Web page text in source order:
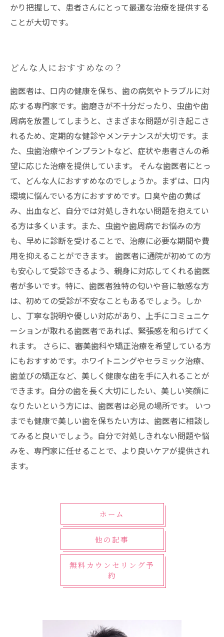
かり把握して、患者さんにとって最適な治療を提供する
ことが大切です。
どんな人におすすめなの？
歯医者は、口内の健康を保ち、歯の病気やトラブルに対
応する専門家です。歯磨きが不十分だったり、虫歯や歯
周病を放置してしまうと、さまざまな問題が引き起こさ
れるため、定期的な健診やメンテナンスが大切です。ま
た、虫歯治療やインプラントなど、症状や患者さんの希
望に応じた治療を提供しています。 そんな歯医者にとっ
て、どんな人におすすめなのでしょうか。まずは、口内
環境に悩んでいる方におすすめです。口臭や歯の黄ば
み、出血など、自分では対処しきれない問題を抱えてい
る方は多くいます。また、虫歯や歯周病でお悩みの方
も、早めに診断を受けることで、治療に必要な期間や費
用を抑えることができます。 歯医者に通院が初めての方
も安心して受診できるよう、親身に対応してくれる歯医
者が多いです。特に、歯医者独特の匂いや音に敏感な方
は、初めての受診が不安なこともあるでしょう。しか
し、丁寧な説明や優しい対応があり、上手にコミュニケ
ーションが取れる歯医者であれば、緊張感を和らげてく
れます。 さらに、審美歯科や矯正治療を希望している方
にもおすすめです。ホワイトニングやセラミック治療、
歯並びの矯正など、美しく健康な歯を手に入れることが
できます。自分の歯を長く大切にしたい、美しい笑顔に
なりたいという方には、歯医者は必見の場所です。 いつ
までも健康で美しい歯を保ちたい方は、歯医者に相談し
てみると良いでしょう。自分で対処しきれない問題や悩
みを、専門家に任せることで、より良いケアが提供され
ます。
ホーム
他の記事
無料カウンセリング予
約